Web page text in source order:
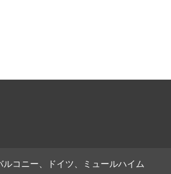
ルコニー、ドイツ、ミュールハイム